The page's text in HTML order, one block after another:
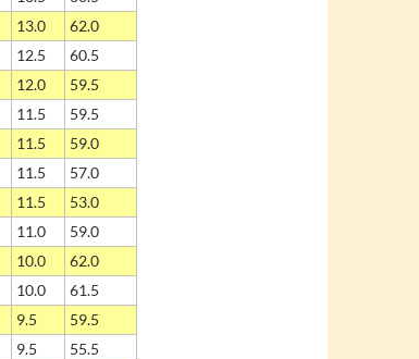
13.0
62.0
12.5
60.5
12.0
59.5
11.5
59.5
11.5
59.0
11.5
57.0
11.5
53.0
11.0
59.0
10.0
62.0
10.0
61.5
9.5
59.5
9.5
55.5